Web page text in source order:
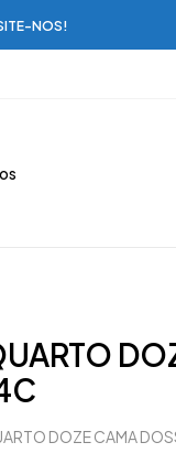
NOS!
DOZE CAMA